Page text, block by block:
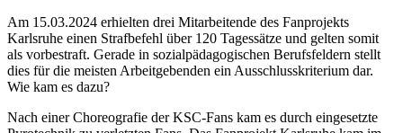
Am 15.03.2024 erhielten drei Mitarbeitende des Fanprojekts
Karlsruhe einen Strafbefehl über 120 Tagessätze und gelten somit
als vorbestraft. Gerade in sozialpädagogischen Berufsfeldern stellt
dies für die meisten Arbeitgebenden ein Ausschlusskriterium dar.
Wie kam es dazu?
Nach einer Choreografie der KSC-Fans kam es durch eingesetzte